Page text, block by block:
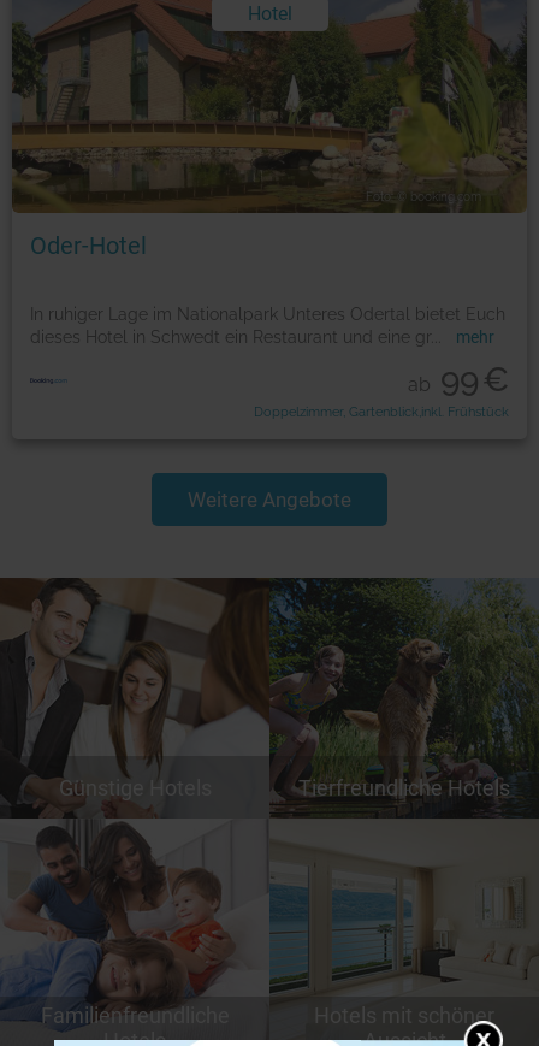
Hotel
Foto: © booking.com
Oder-Hotel
In ruhiger Lage im Nationalpark Unteres Odertal bietet Euch
dieses Hotel in Schwedt ein Restaurant und eine gr
mehr
ab 99€
Doppelzimmer, Gartenblick,inkl. Frühstück
Weitere Angebote
Günstige Hotels Tierfreundliche Hotels
Familienfreundliche
Hotels
Hotels mit schöner
Aussicht